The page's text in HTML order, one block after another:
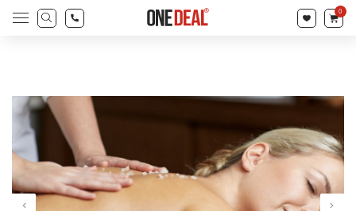
товаров
Поиск
товаров
0